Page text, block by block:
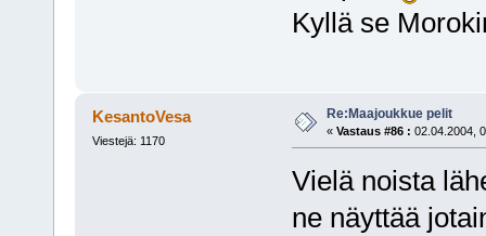
Kyllä se
KesantoVesa
Viestejä: 1170
Re:Maajoukkue pelit
« Vastaus #86 : 02.04.2004,
Vielä noista
ne näyttää